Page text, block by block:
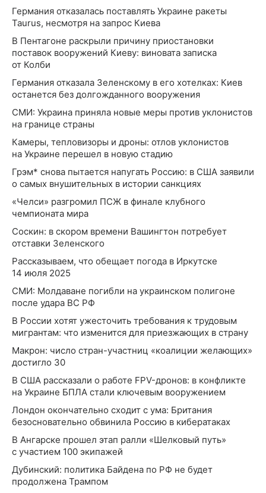
Германия отказалась поставлять Украине ракеты
Taurus, несмотря на запрос Киева
В Пентагоне раскрыли причину приостановки
поставок вооружений Киеву: виновата записка
от Колби
Германия отказала Зеленскому в его хотелках: Киев
останется без долгожданного вооружения
СМИ: Украина приняла новые меры против уклонистов
на границе страны
Камеры, тепловизоры и дроны: отлов уклонистов
на Украине перешел в новую стадию
Грэм* снова пытается напугать Россию: в США заявили
о самых внушительных в истории санкциях
«Челси» разгромил ПСЖ в финале клубного
чемпионата мира
Соскин: в скором времени Вашингтон потребует
отставки Зеленского
Рассказываем, что обещает погода в Иркутске
14 июля 2025
СМИ: Молдаване погибли на украинском полигоне
после удара ВС РФ
В России хотят ужесточить требования к трудовым
мигрантам: что изменится для приезжающих в страну
Макрон: число стран-участниц «коалиции желающих»
достигло 30
В США рассказали о работе FPV-дронов: в конфликте
на Украине БПЛА стали ключевым вооружением
Лондон окончательно сходит с ума: Британия
безосновательно обвинила Россию в кибератаках
В Ангарске прошел этап ралли «Шелковый путь»
с участием 100 экипажей
Дубинский: политика Байдена по РФ не будет
продолжена Трампом